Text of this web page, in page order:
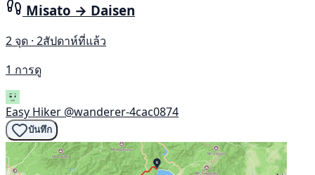
Misato → Daisen
2 จุด · 2สัปดาห์ที่แล้ว
1 การดู
Easy Hiker @wanderer-4cac0874
บันทึก